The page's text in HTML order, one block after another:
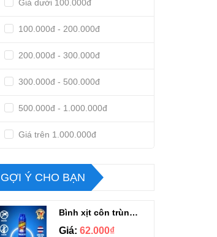
Giá dưới 100.000đ
100.000đ - 200.000đ
200.000đ - 300.000đ
300.000đ - 500.000đ
500.000đ - 1.000.000đ
Giá trên 1.000.000đ
GỢI Ý CHO BẠN
Bình xịt côn trùng Ranger scout 600ml
Giá: 62.000₫